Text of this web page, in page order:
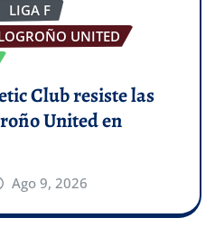
LIGA F
UNITED
Club resiste las
United en
Ago 9, 2026